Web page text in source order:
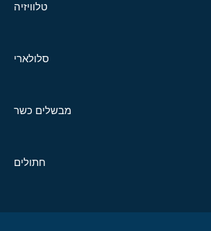
טלוויזיה
סלולארי
מבשלים כשר
חתולים